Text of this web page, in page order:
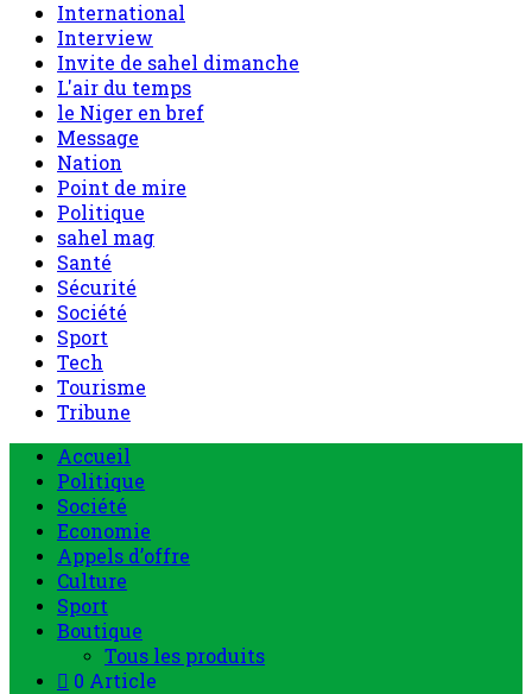
International
Interview
Invite de sahel dimanche
L'air du temps
le Niger en bref
Message
Nation
Point de mire
Politique
sahel mag
Santé
Sécurité
Société
Sport
Tech
Tourisme
Tribune
Accueil
Politique
Société
Economie
Appels d’offre
Culture
Sport
Boutique
Tous les produits
0 Article